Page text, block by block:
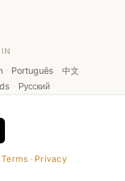
· Português · 中文
· Русский
Terms · Privacy